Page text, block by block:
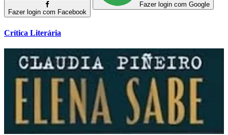
Fazer login com Facebook
Fazer login com Google
Crítica Literária